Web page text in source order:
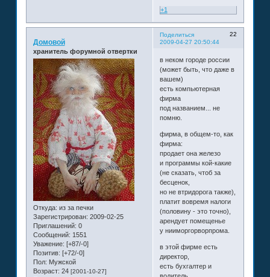
+1
Поделиться
22
2009-04-27 20:50:44
Домовой
хранитель форумной отвертки
Откуда: из за печки
Зарегистрирован: 2009-02-25
Приглашений: 0
Сообщений: 1551
Уважение: [+87/-0]
Позитив: [+72/-0]
Пол: Мужской
Возраст: 24 [2001-10-27]
в неком городе россии
(может быть, что даже в
вашем)
есть компьютерная
фирма
под названием... не
помню.
фирма, в общем-то, как
фирма:
продает она железо
и программы кой-какие
(не сказать, чтоб за
бесценок,
но не втридорога также),
платит вовремя налоги
(половину - это точно),
арендует помещенье
у нииморгорворпрома.
в этой фирме есть
директор,
есть бухгалтер и
водитель,